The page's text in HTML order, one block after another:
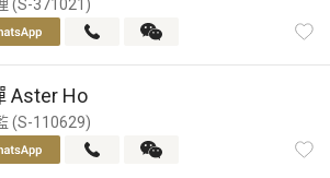
(S-371021)
Aster Ho
(S-110629)